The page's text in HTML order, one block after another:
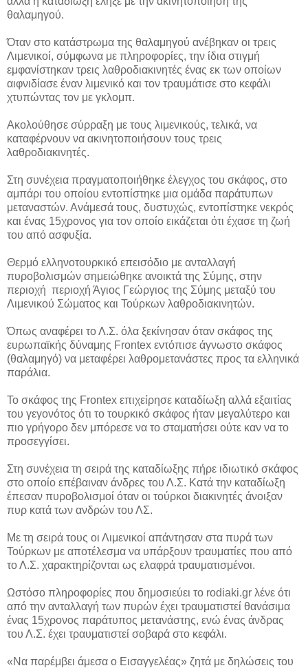
θαλαμηγού.
Όταν στο κατάστρωμα της θαλαμηγού ανέβηκαν οι τρεις
Λιμενικοί, σύμφωνα με πληροφορίες, την ίδια στιγμή
εμφανίστηκαν τρεις λαθροδιακινητές ένας εκ των οποίων
αιφνιδίασε έναν λιμενικό και τον τραυμάτισε στο κεφάλι
χτυπώντας τον με γκλομπ.
Ακολούθησε σύρραξη με τους λιμενικούς, τελικά, να
καταφέρνουν να ακινητοποιήσουν τους τρεις
λαθροδιακινητές.
Στη συνέχεια πραγματοποιήθηκε έλεγχος του σκάφος, στο
αμπάρι του οποίου εντοπίστηκε μια ομάδα παράτυπων
μεταναστών. Ανάμεσά τους, δυστυχώς, εντοπίστηκε νεκρός
και ένας 15χρονος για τον οποίο εικάζεται ότι έχασε τη ζωή
του από ασφυξία.
Θερμό ελληνοτουρκικό επεισόδιο με ανταλλαγή
πυροβολισμών σημειώθηκε ανοικτά της Σύμης, στην
περιοχή περιοχή Άγιος Γεώργιος της Σύμης μεταξύ του
Λιμενικού Σώματος και Τούρκων λαθροδιακινητών.
Όπως αναφέρει το Λ.Σ. όλα ξεκίνησαν όταν σκάφος της
ευρωπαϊκής δύναμης Frontex εντόπισε άγνωστο σκάφος
(θαλαμηγό) να μεταφέρει λαθρομετανάστες προς τα ελληνικά
παράλια.
Το σκάφος της Frontex επιχείρησε καταδίωξη αλλά εξαιτίας
του γεγονότος ότι το τουρκικό σκάφος ήταν μεγαλύτερο και
πιο γρήγορο δεν μπόρεσε να το σταματήσει ούτε καν να το
προσεγγίσει.
Στη συνέχεια τη σειρά της καταδίωξης πήρε ιδιωτικό σκάφος
στο οποίο επέβαιναν άνδρες του Λ.Σ. Κατά την καταδίωξη
έπεσαν πυροβολισμοί όταν οι τούρκοι διακινητές άνοιξαν
πυρ κατά των ανδρών του ΛΣ.
Με τη σειρά τους οι Λιμενικοί απάντησαν στα πυρά των
Τούρκων με αποτέλεσμα να υπάρξουν τραυματίες που από
το Λ.Σ. χαρακτηρίζονται ως ελαφρά τραυματισμένοι.
Ωστόσο πληροφορίες που δημοσιεύει το rodiaki.gr λένε ότι
από την ανταλλαγή των πυρών έχει τραυματιστεί θανάσιμα
ένας 15χρονος παράτυπος μετανάστης, ενώ ένας άνδρας
του Λ.Σ. έχει τραυματιστεί σοβαρά στο κεφάλι.
«Να παρέμβει άμεσα ο Εισαγγελέας» ζητά με δηλώσεις του